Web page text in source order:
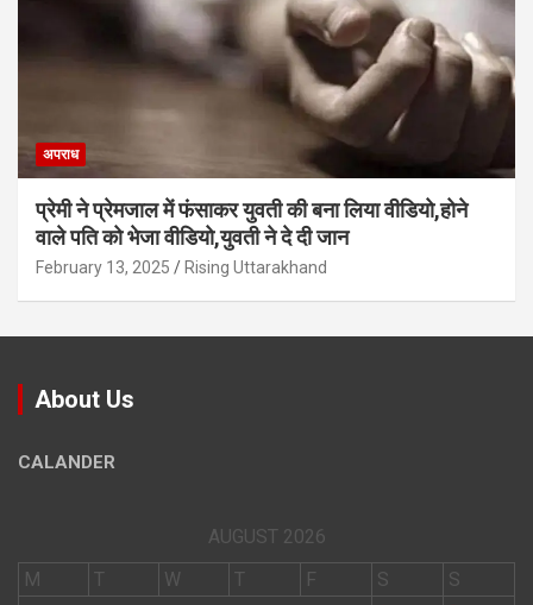
अपराध
प्रेमी ने प्रेमजाल में फंसाकर युवती की बना लिया वीडियो,होने
वाले पत‍ि को भेजा वीड‍ियो,युवती ने दे दी जान
February 13, 2025 Rising Uttarakhand
About Us
CALANDER
AUGUST 2026
M
T W T F S
S